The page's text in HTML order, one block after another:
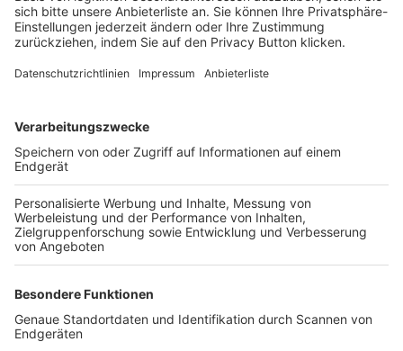
FOLGE DEM BFV
TOP-VEREINE
TOP-PARTNER